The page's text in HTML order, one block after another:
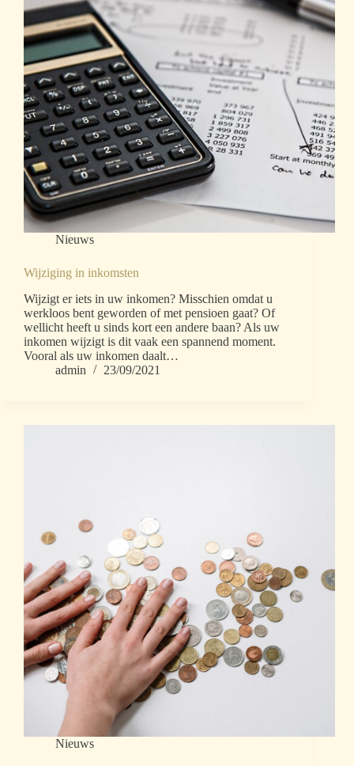
Nieuws
Wijziging in inkomsten
Wijzigt er iets in uw inkomen? Misschien omdat u
werkloos bent geworden of met pensioen gaat? Of
wellicht heeft u sinds kort een andere baan? Als uw
inkomen wijzigt is dit vaak een spannend moment.
Vooral als uw inkomen daalt…
admin
23/09/2021
Nieuws